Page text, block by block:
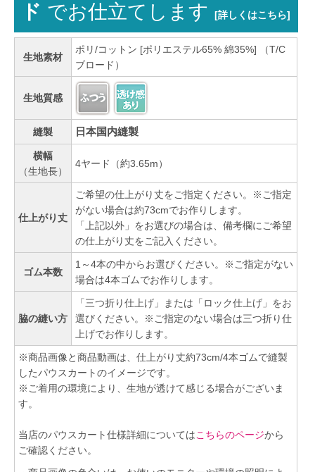
ド でお仕立てします[詳しくはこちら]
生地素材
ポリ/コットン [ポリエステル65% 綿35%] （T/C
ブロード）
生地質感
縫製 日本国内縫製
横幅
（生地長）
4ヤード（約3.65m）
仕上がり丈
ご希望の仕上がり丈をご指定ください。※ご指定
がない場合は約73cmでお作りします。
「上記以外」をお選びの場合は、備考欄にご希望
の仕上がり丈をご記入ください。
ゴム本数
1～4本の中からお選びください。※ご指定がない
場合は4本ゴムでお作りします。
脇の縫い方
「三つ折り仕上げ」または「ロック仕上げ」をお
選びください。※ご指定のない場合は三つ折り仕
上げでお作りします。
※商品画像と商品動画は、仕上がり丈約73cm/4本ゴムで縫製
したパウスカートのイメージです。
※ご着用の環境により、生地が透けて感じる場合がございま
す。
当店のパウスカート仕様詳細についてはこちらのページから
ご確認ください。